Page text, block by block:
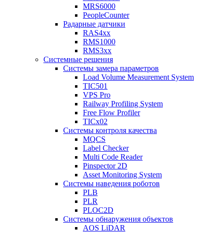
MRS6000
PeopleCounter
Радарные датчики
RAS4xx
RMS1000
RMS3xx
Системные решения
Системы замера параметров
Load Volume Measurement System
TIC501
VPS Pro
Railway Profiling System
Free Flow Profiler
TICx02
Системы контроля качества
MQCS
Label Checker
Multi Code Reader
Pinspector 2D
Asset Monitoring System
Системы наведения роботов
PLB
PLR
PLOC2D
Системы обнаружения объектов
AOS LiDAR